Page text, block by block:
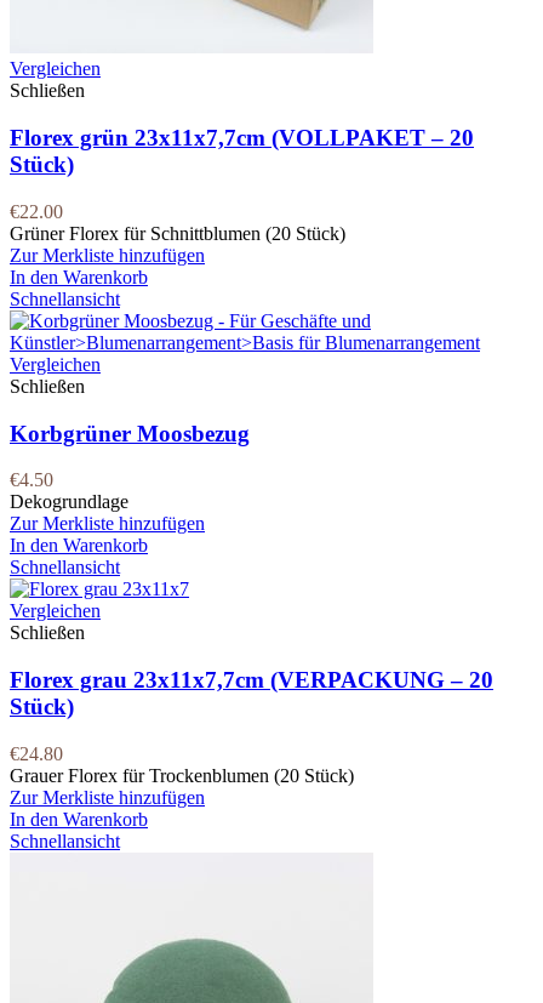
Vergleichen
Schließen
Florex grün 23x11x7,7cm (VOLLPAKET – 20
Stück)
€22.00
Grüner Florex für Schnittblumen (20 Stück)
Zur Merkliste hinzufügen
In den Warenkorb
Schnellansicht
Vergleichen
Schließen
Korbgrüner Moosbezug
€4.50
Dekogrundlage
Zur Merkliste hinzufügen
In den Warenkorb
Schnellansicht
Vergleichen
Schließen
Florex grau 23x11x7,7cm (VERPACKUNG – 20
Stück)
€24.80
Grauer Florex für Trockenblumen (20 Stück)
Zur Merkliste hinzufügen
In den Warenkorb
Schnellansicht